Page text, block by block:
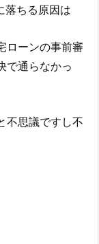
落ちる原因は
ローンの事前審
で通らなかっ
不思議ですし不